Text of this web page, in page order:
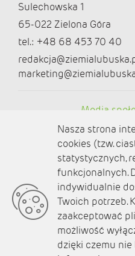
Sulechowska 1
65-022 Zielona Góra
tel.: +48 68 453 70 40
Media
O nas
Kontakt
Polityka prywatności
Nasza strona
cookies (tzw.
statystycznych,
funkcjonalnych.
indywidualnie
Twoich potrzeb.
zaakceptować
możliwość
dzięki czemu